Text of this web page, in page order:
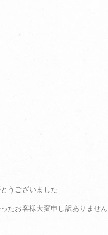
うございました
たお客様大変申し訳ありません